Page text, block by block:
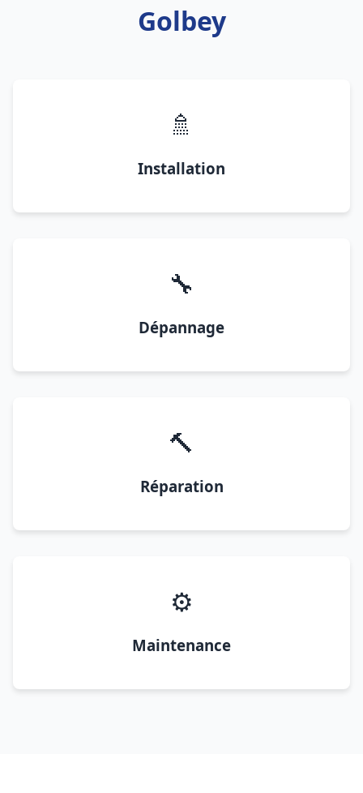
Golbey
🚿
Installation
🔧
Dépannage
🔨
Réparation
⚙️
Maintenance